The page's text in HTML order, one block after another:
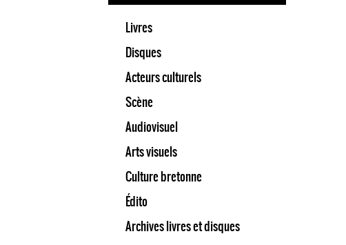
Livres
Disques
Acteurs culturels
Scène
Audiovisuel
Arts visuels
Culture bretonne
Édito
Archives livres et disques